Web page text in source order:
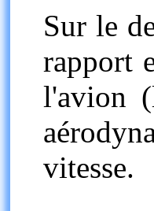
Sur le
rapport
l'avion
vitesse.